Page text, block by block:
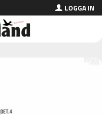
LOGGA IN